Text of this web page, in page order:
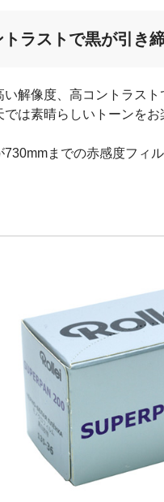
トラストで黒が引き
い解像度、高コントラスト
では素晴らしいトーンをお
730mmまでの赤感度フィ